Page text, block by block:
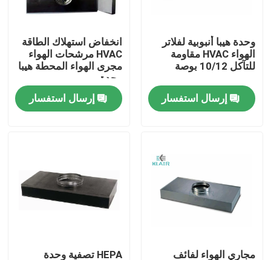
مراقبة الجودة
اتصل بنا
مرشحات الهواء حقيبة
مرشحات الهواء HVAC
HEPA هواء مرشح
وحدة هيبا أنبوبية لفلاتر
الهواء HVAC مقاومة
للتآكل 10/12 بوصة
إرسال استفسار
انخفاض استهلاك الطاقة
HVAC مرشحات الهواء
مجرى الهواء المحطة هيبا
وحدة
إرسال استفسار
مجاري الهواء لفائف HEPA تصفية وحدة